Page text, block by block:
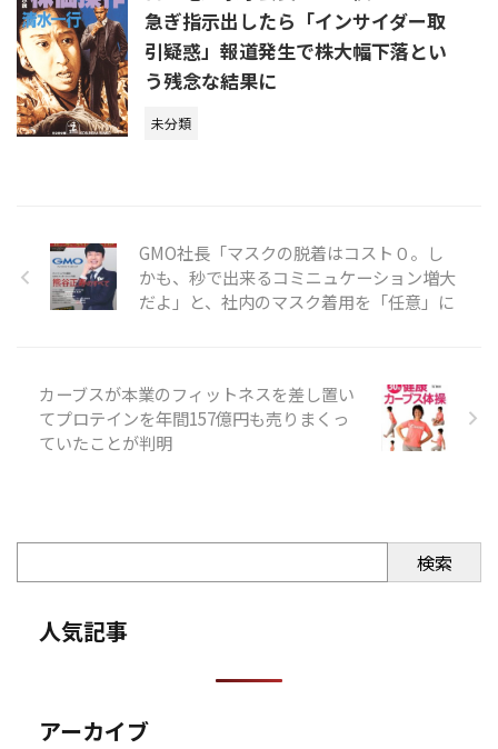
急ぎ指示出したら「インサイダー取
引疑惑」報道発生で株大幅下落とい
う残念な結果に
未分類
GMO社長「マスクの脱着はコスト０。し
かも、秒で出来るコミニュケーション増大
だよ」と、社内のマスク着用を「任意」に
カーブスが本業のフィットネスを差し置い
てプロテインを年間157億円も売りまくっ
ていたことが判明
検索
人気記事
アーカイブ